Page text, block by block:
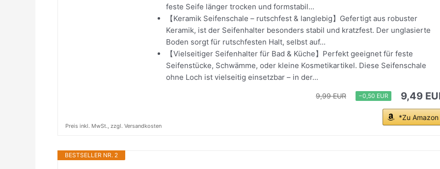
feste Seife länger trocken und formstabil...
【Keramik Seifenschale – rutschfest & langlebig】Gefertigt aus robuster
Keramik, ist der Seifenhalter besonders stabil und kratzfest. Der unglasierte
Boden sorgt für rutschfesten Halt, selbst auf...
【Vielseitiger Seifenhalter für Bad & Küche】Perfekt geeignet für feste
Seifenstücke, Schwämme, oder kleine Kosmetikartikel. Diese Seifenschale
ohne Loch ist vielseitig einsetzbar – in der...
9,99 EUR −0,50 EUR 9,49
*Zu Amazon
Preis inkl. MwSt., zzgl. Versandkosten
BESTSELLER NR. 2